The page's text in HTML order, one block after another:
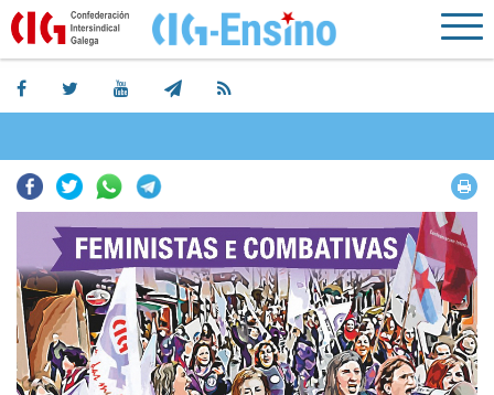
Facebook
TwitterWhatsapp